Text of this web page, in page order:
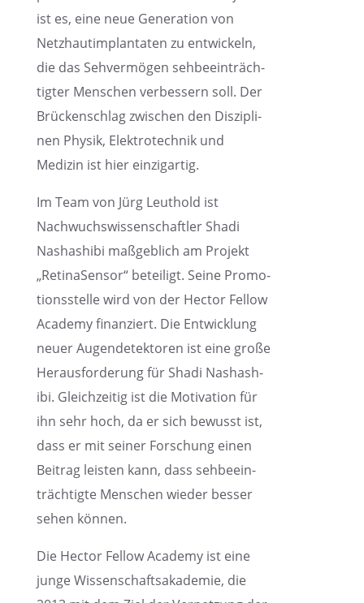
ist es, eine neue Genera­tion von
Netzhaut­im­plan­ta­ten zu entwi­ckeln,
die das Sehver­mö­gen sehbe­ein­träch­
tig­ter Menschen verbes­sern soll. Der
Brücken­schlag zwischen den Diszi­pli­
nen Physik, Elektro­tech­nik und
Medizin ist hier einzigartig.
Im Team von Jürg Leuthold ist
Nachwuchs­wis­sen­schaft­ler Shadi
Nasha­sh­ibi maßgeb­lich am Projekt
„Retina­Sen­sor“ betei­ligt. Seine Promo­
ti­ons­stelle wird von der Hector Fellow
Academy finan­ziert. Die Entwick­lung
neuer Augen­de­tek­to­ren ist eine große
Heraus­for­de­rung für Shadi Nasha­sh­
ibi. Gleich­zei­tig ist die Motiva­tion für
ihn sehr hoch, da er sich bewusst ist,
dass er mit seiner Forschung einen
Beitrag leisten kann, dass sehbe­ein­
träch­tigte Menschen wieder besser
sehen können.
Die Hector Fellow Academy ist eine
junge Wissen­schafts­aka­de­mie, die